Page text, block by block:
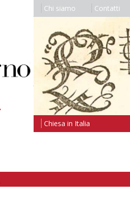
Chi siamo Contatti
Chiesa in Italia